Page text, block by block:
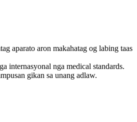
aparato aron makahatag og labing taas
internasyonal nga medical standards.
gikan sa unang adlaw.